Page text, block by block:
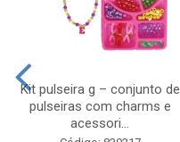
Kit pulseira g – conjunto de
pulseiras com charms e
acessori...